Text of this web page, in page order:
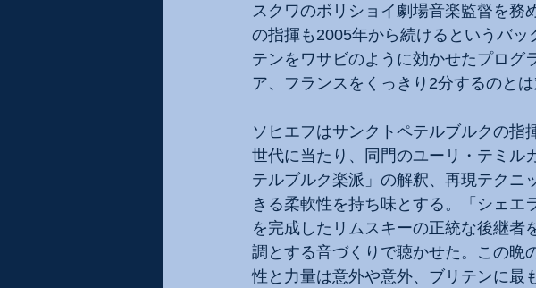
スクワのボリショイ劇場音楽監督を務
の指揮も2005年から続けるというバ
テンをワサビのように効かせたプログ
ア、フランスをくっきり2分するのと
ソヒエフはサンクトペテルブルクの指
世代に当たり、同門のユーリ・テミル
テルブルク楽派」の解釈、再現テクニ
きる柔軟性を持ち味とする。「シェエ
を完成したリムスキーの正統な後継者
調とする音づくりで聴かせた。この晩
性と力量は意外や意外、ブリテンに最